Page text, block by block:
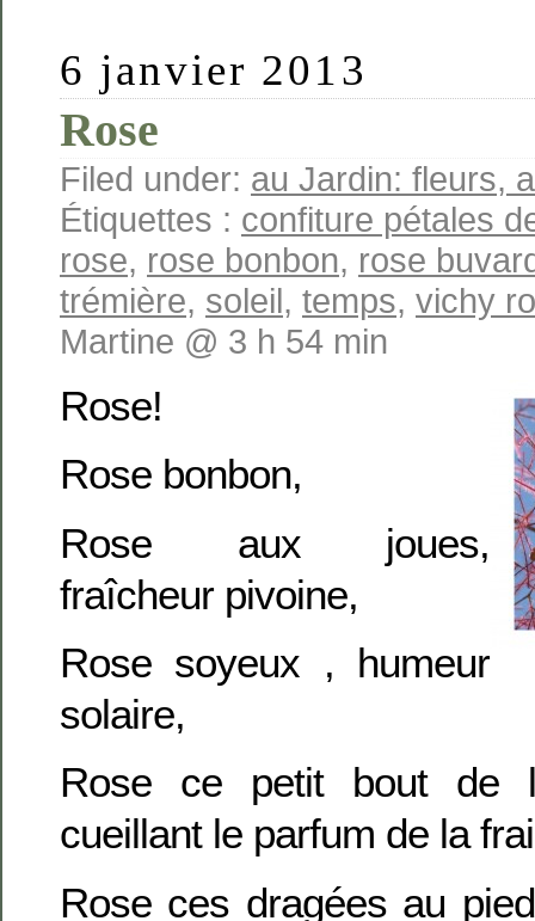
6 janvier 2013
Rose
Filed under: au Jardin: fleurs,
Étiquettes : confiture pétales
rose, rose bonbon, rose
trémière, soleil, temps, vichy
Martine @ 3 h 54 min
Rose!
Rose bonbon,
Rose aux joues,
fraîcheur pivoine,
Rose soyeux , humeur
solaire,
Rose ce petit bout de
cueillant le parfum de la
Rose ces dragées au